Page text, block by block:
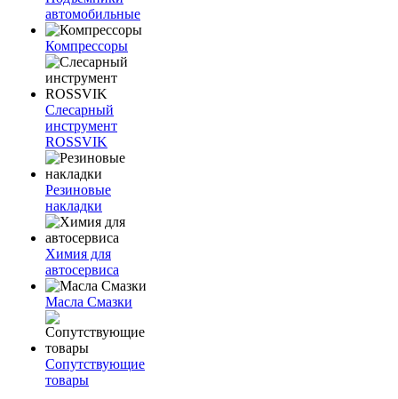
автомобильные
Компрессоры
Слесарный
инструмент
ROSSVIK
Резиновые
накладки
Химия для
автосервиса
Масла Смазки
Сопутствующие
товары